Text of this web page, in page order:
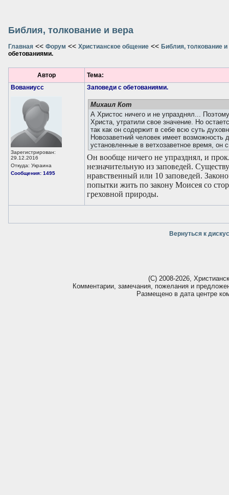
Библия, толкование и вера
Главная << Форум << Христианское общение << Библия, толкование и
обетованиями.
Автор
Тема:
Вованиусc
Зарегистрирован:
29.12.2016
Откуда: Украина
Сообщения: 1495
Заповеди с обетованиями.
Михаил Кот
А Христос ничего и не упразднял...
Христа, утратили свое значение. Но
так как он содержит в себе всю суть
Новозаветний человек имеет возможность
установленные в ветхозаветное время, он
Он вообще ничего не упразднял, и
незначительную из заповедей.
нравственный или 10 заповедей.
попытки жить по закону Моисея со
греховной природы.
Вернуться к
(С) 2008-2026,
Комментарии, замечания, пожелания и
Размещено в дата центре